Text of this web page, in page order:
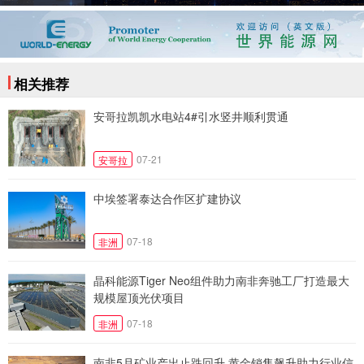
相关推荐
安哥拉凯凯水电站4#引水竖井顺利贯通
安哥拉 07-21
中埃签署泰达合作区扩建协议
非洲 07-18
晶科能源Tiger Neo组件助力南非奔驰工厂打造最大
规模屋顶光伏项目
非洲 07-18